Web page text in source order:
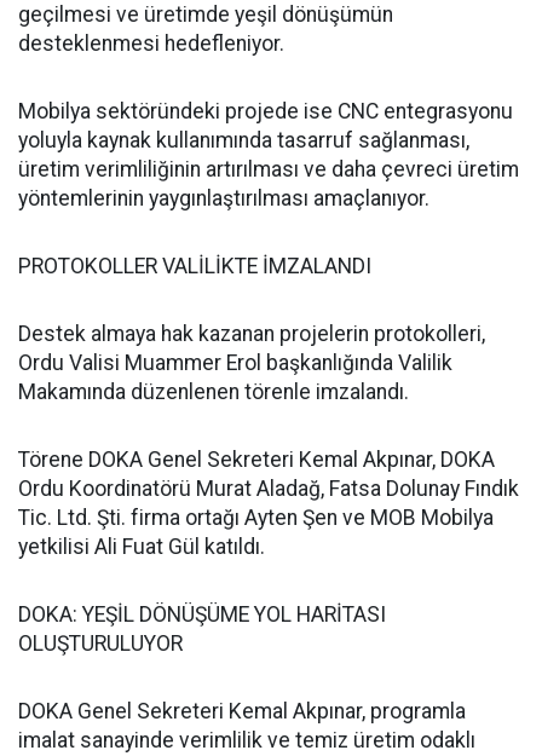
geçilmesi ve üretimde yeşil dönüşümün
desteklenmesi hedefleniyor.
Mobilya sektöründeki projede ise CNC entegrasyonu
yoluyla kaynak kullanımında tasarruf sağlanması,
üretim verimliliğinin artırılması ve daha çevreci üretim
yöntemlerinin yaygınlaştırılması amaçlanıyor.
PROTOKOLLER VALİLİKTE İMZALANDI
Destek almaya hak kazanan projelerin protokolleri,
Ordu Valisi Muammer Erol başkanlığında Valilik
Makamında düzenlenen törenle imzalandı.
Törene DOKA Genel Sekreteri Kemal Akpınar, DOKA
Ordu Koordinatörü Murat Aladağ, Fatsa Dolunay Fındık
Tic. Ltd. Şti. firma ortağı Ayten Şen ve MOB Mobilya
yetkilisi Ali Fuat Gül katıldı.
DOKA: YEŞİL DÖNÜŞÜME YOL HARİTASI
OLUŞTURULUYOR
DOKA Genel Sekreteri Kemal Akpınar, programla
imalat sanayinde verimlilik ve temiz üretim odaklı